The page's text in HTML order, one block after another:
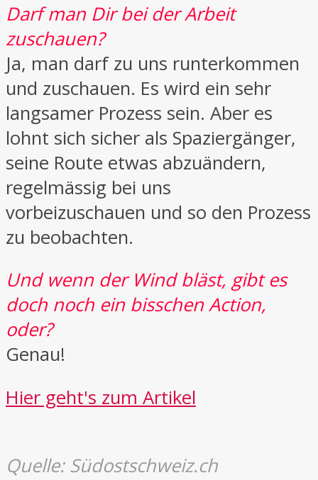
Darf man Dir bei der Arbeit
zuschauen?
Ja, man darf zu uns runterkommen
und zuschauen. Es wird ein sehr
langsamer Prozess sein. Aber es
lohnt sich sicher als Spaziergänger,
seine Route etwas abzuändern,
regelmässig bei uns
vorbeizuschauen und so den Prozess
zu beobachten.
Und wenn der Wind bläst, gibt es
doch noch ein bisschen Action,
oder?
Genau!
Hier geht's zum Artikel
Quelle: Südostschweiz.ch